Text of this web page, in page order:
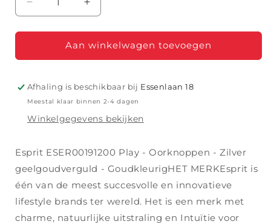
Aantal
verlagen
voor
59.90
VOOR
Aantal
verhogen
voor
VAN
59.90
VOOR
Aan winkelwagen toevoegen
Afhaling is beschikbaar bij Essenlaan 18
Meestal klaar binnen 2-4 dagen
Winkelgegevens bekijken
Esprit ESER00191200 Play - Oorknoppen - Zilver
geelgoudverguld - GoudkleurigHET MERKEsprit is
één van de meest succesvolle en innovatieve
lifestyle brands ter wereld. Het is een merk met
charme, natuurlijke uitstraling en Intuïtie voor